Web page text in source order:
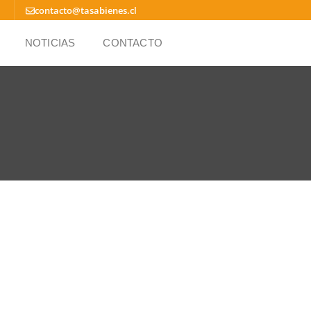
contacto@tasabienes.cl
NOTICIAS CONTACTO